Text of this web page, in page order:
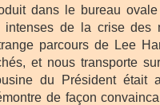
dans le bureau
intenses de la crise des
parcours de Lee
et nous transporte
du Président était
de façon